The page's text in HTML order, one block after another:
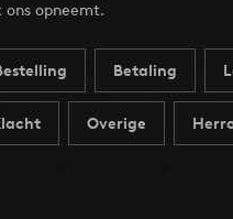
opneemt.
Betaling
Overige